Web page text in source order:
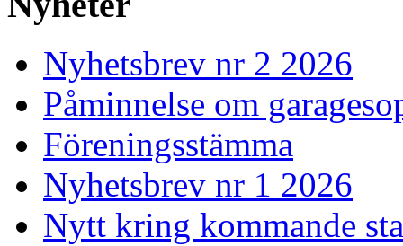
Nyhetsbrev nr 2 2026
Påminnelse om
Föreningsstämma
Nyhetsbrev nr 1 2026
Nytt kring kommande